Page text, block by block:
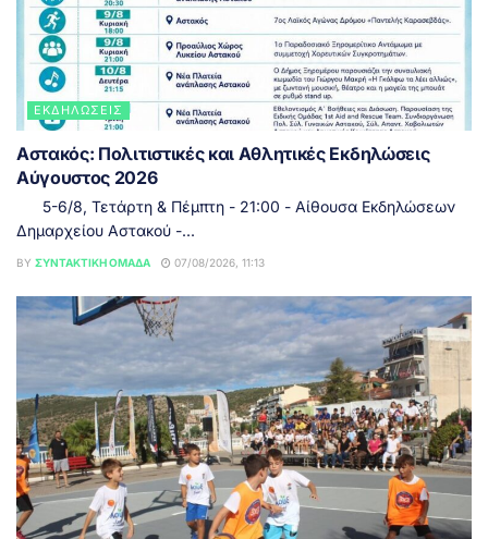
ΕΚΔΗΛΏΣΕΙΣ
Αστακός: Πολιτιστικές και Αθλητικές Εκδηλώσεις
Αύγουστος 2026
5-6/8, Τετάρτη & Πέμπτη - 21:00 - Αίθουσα Εκδηλώσεων
Δημαρχείου Αστακού -...
BY ΣΥΝΤΑΚΤΙΚΉ ΟΜΆΔΑ 07/08/2026, 11:13